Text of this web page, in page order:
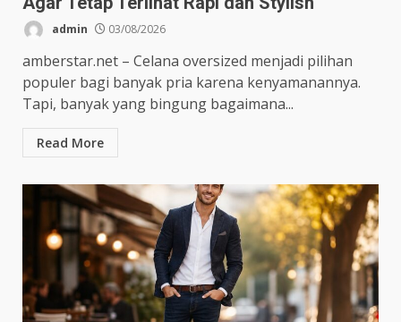
admin 03/08/2026
amberstar.net – Celana oversized menjadi pilihan
populer bagi banyak pria karena kenyamanannya.
Tapi, banyak yang bingung bagaimana...
Read More